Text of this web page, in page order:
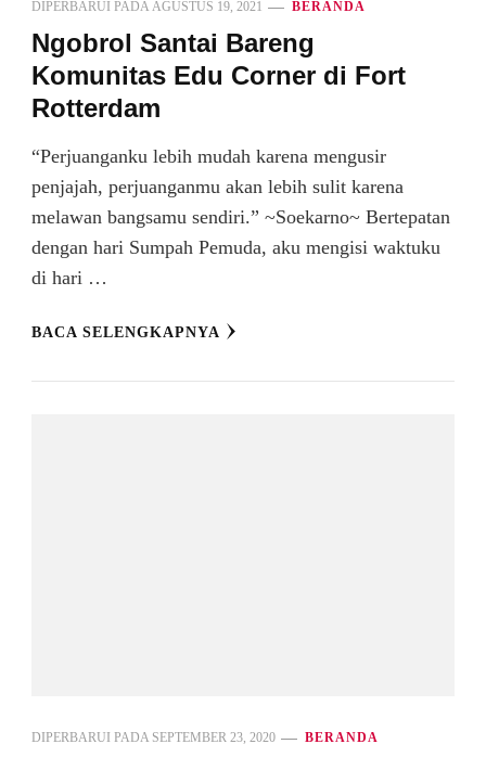
DIPERBARUI PADA AGUSTUS 19, 2021 BERANDA
Ngobrol Santai Bareng
Komunitas Edu Corner di Fort
Rotterdam
“Perjuanganku lebih mudah karena mengusir
penjajah, perjuanganmu akan lebih sulit karena
melawan bangsamu sendiri.” ~Soekarno~ Bertepatan
dengan hari Sumpah Pemuda, aku mengisi waktuku
di hari …
BACA SELENGKAPNYA
DIPERBARUI PADA SEPTEMBER 23, 2020 BERANDA